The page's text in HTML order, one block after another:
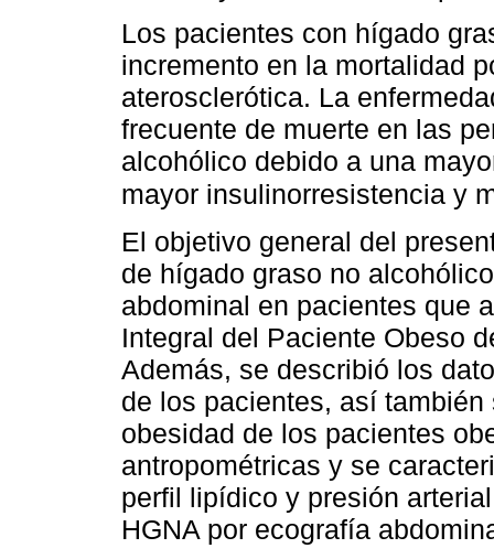
Los pacientes con hígado
incremento en la mortalidad
aterosclerótica. La
frecuente de muerte en las
alcohólico debido a una
mayor insulinorresistencia y
El objetivo general del
de hígado graso no
abdominal en pacientes que
Integral del Paciente Obeso
Además, se describió los
de los pacientes, así
obesidad de los pacientes
antropométricas y se
perfil lipídico y presión
HGNA por ecografía